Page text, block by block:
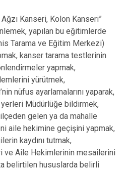
Kanseri, Kolon Kanseri”
yapılan bu eğitimlerde
Tarama ve Eğitim Merkezi)
kanser tarama testlerinin
yapmak,
yürütmek,
nüfus ayarlamalarını yaparak,
Müdürlüğe bildirmek,
gelen ya da mahalle
aile hekimine geçişini yapmak,
kaydını tutmak,
ve Aile Hekimlerinin mesailerini
belirtilen hususlarda belirli